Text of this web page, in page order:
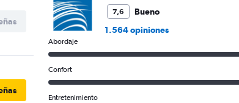
7,6
Bueno
1.564 opiniones
Abordaje
Confort
Entretenimiento